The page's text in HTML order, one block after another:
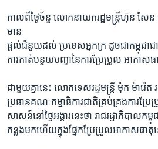
កាលពីថ្ងៃច័ន្ទ លោកនាយករដ្ឋមន្រ្តីហ៊ុន សែន
មាន
ផ្តល់ជំនួយដល់ ប្រទេសអ្នកក្រ ដូចជាកម្ពុជា
ការកាត់បន្ថយបញ្ហានៃការប្រែប្រួល អាកាសធ
ជាមួយគ្នានេះ លោកទេសរដ្ឋមន្រ្តី ម៉ុក ម៉ារ៉េត
ប្រធានគណៈកម្មាធិការជាតិគ្រប់គ្រងការប្រ
សាសន៍នៅថ្ងៃអង្គារនេះថា រាជរដ្ឋាភិបាលកម្ពុ
កន្លងមកហើយក្នុងផ្នែកប្រែប្រួលអាកាសធាតុ